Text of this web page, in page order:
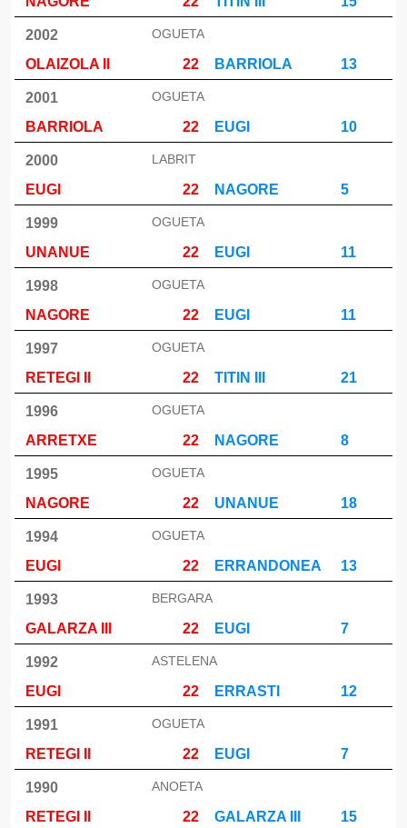
2002
OLAIZOLA II
22 BARRIOLA 13
OGUETA
2001
BARRIOLA
22 EUGI 10
OGUETA
2000
EUGI
22 NAGORE 5
LABRIT
1999
UNANUE
22 EUGI 11
OGUETA
1998
NAGORE
22 EUGI 11
OGUETA
1997
RETEGI II
22 TITIN III 21
OGUETA
1996
ARRETXE
22 NAGORE 8
OGUETA
1995
NAGORE
22 UNANUE 18
OGUETA
1994
EUGI
22 ERRANDONEA 13
OGUETA
1993
GALARZA III
22 EUGI 7
BERGARA
1992
EUGI
22 ERRASTI 12
ASTELENA
1991
RETEGI II
22 EUGI 7
OGUETA
1990
RETEGI II
22 GALARZA III 15
ANOETA